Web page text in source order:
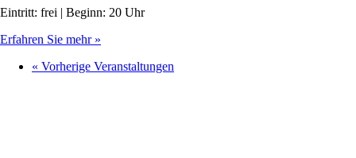
Eintritt: frei | Beginn: 20 Uhr
Erfahren Sie mehr »
« Vorherige Veranstaltungen